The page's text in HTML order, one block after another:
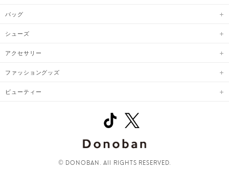
バッグ
シューズ
アクセサリー
ファッショングッズ
ビューティー
© DONOBAN. All RIGHTS RESERVED.